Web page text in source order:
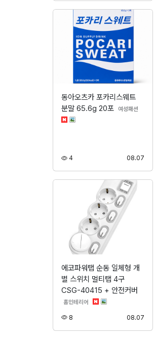
동아오츠카 포카리스웨트
분말 65.6g 20포 여성패션
4조회 08.07등록
에코파워탭 순동 일체형 개
별 스위치 멀티탭 4구
CSG-40415 + 안전커버
홈인테리어 분류
8 08.07등록